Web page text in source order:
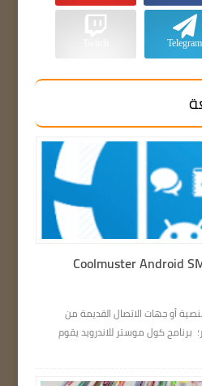
Telegram
Coolmuster Android
أو جهات الاتصال القديمة من
كول موستر للاندرويد يقوم